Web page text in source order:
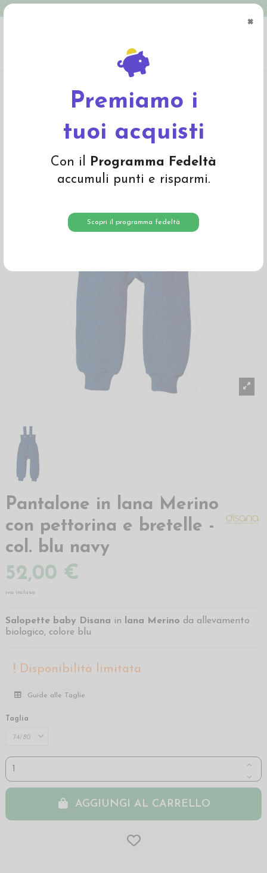
×
Premiamo i
tuoi acquisti
Con il Programma Fedeltà
accumuli punti e risparmi.
Scopri il programma fedeltà
Merino con pettorina e bretelle -col. blu navy
Pantalone in lana Merino
con pettorina e bretelle -
col. blu navy
52,00 €
iva inclusa
Salopette baby Disana in lana Merino da allevamento
biologico, colore blu
Disponibilità limitata
Guide alle Taglie
Taglia
AGGIUNGI AL CARRELLO